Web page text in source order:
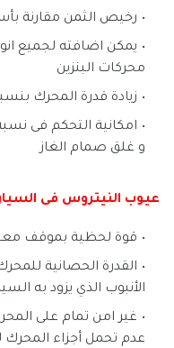
رخيص الثمن مقارنة
يمكن اضافته لجميع
محركات البنزين
زيادة قدرة المحرك بنسبة
امكانية التحكم فى
و غلق صمام الغاز
عيوب النيتروس فى
قوة لحظية بموقف
القدرة الحصانية
الأنبوب الذي يزود به
غير امن تمام على
عدم تحمل أجزاء المحرك